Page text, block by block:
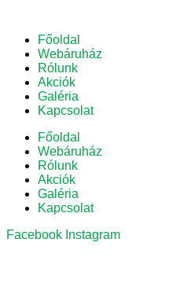
Főoldal
Webáruház
Rólunk
Akciók
Galéria
Kapcsolat
Főoldal
Webáruház
Rólunk
Akciók
Galéria
Kapcsolat
Facebook Instagram